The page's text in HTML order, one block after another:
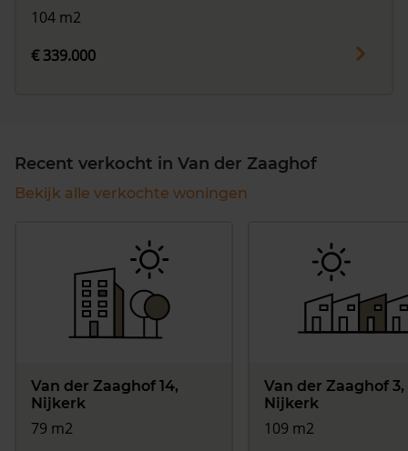
104 m2
€ 339.000
Recent verkocht in Van der Zaaghof
Bekijk alle verkochte woningen
Van der Zaaghof 14,
Nijkerk
79 m2
Van der Zaaghof 3,
Nijkerk
109 m2